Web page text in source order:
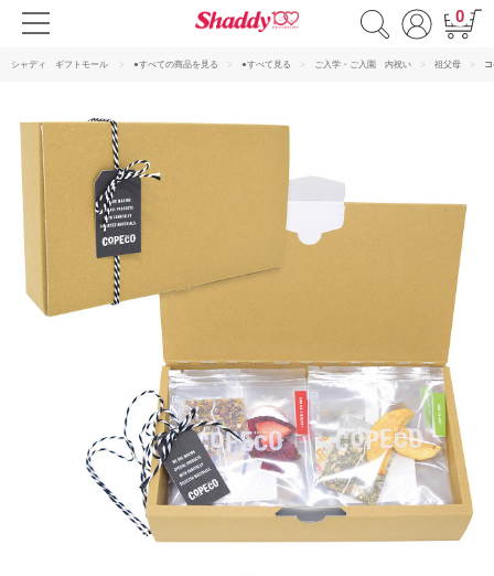
0
シャディ ギフトモール ●すべての商品を見る ●すべて見る ご入学・ご入園 内祝い 祖父母